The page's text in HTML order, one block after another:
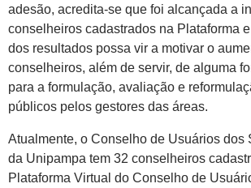
adesão, acredita-se que foi alcançada a
conselheiros cadastrados na Plataforma
dos resultados possa vir a motivar o
conselheiros, além de servir, de alguma
para a formulação, avaliação e
públicos pelos gestores das áreas.
Atualmente, o Conselho de Usuários dos
da Unipampa tem 32 conselheiros
Plataforma Virtual do Conselho de